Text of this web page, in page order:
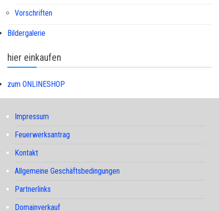
Vorschriften
Bildergalerie
hier einkaufen
zum ONLINESHOP
Impressum
Feuerwerksantrag
Kontakt
Allgemeine Geschäftsbedingungen
Partnerlinks
Domainverkauf